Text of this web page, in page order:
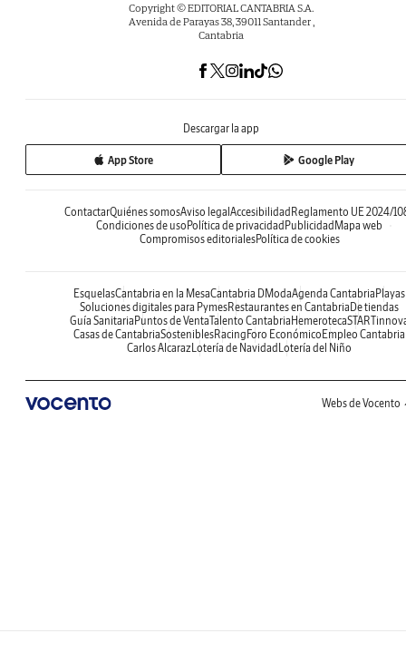
Copyright © EDITORIAL CANTABRIA S.A.
Avenida de Parayas 38, 39011 Santander ,
Cantabria
Descargar la app
App Store Google Play
ContactarQuiénes somosAviso legal Accesibilidad Reglamento UE 2024/
Condiciones de uso Política de privacidad Publicidad Mapa web
Compromisos editorialesPolítica de cookies
EsquelasCantabria en la MesaCantabria DModaAgenda Cantabria Playas
Soluciones digitales para PymesRestaurantes en Cantabria De tiendas
Guía Sanitaria Puntos de VentaTalento Cantabria Hemeroteca
Casas de CantabriaSosteniblesRacing Foro Económico Empleo Cantabria
Carlos AlcarazLotería de Navidad Lotería del Niño
Webs de Vocento